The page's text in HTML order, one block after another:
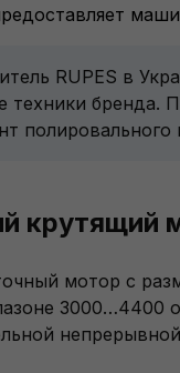
RUPES в
техники бренда.
крутящий
мотор с
3000…4400